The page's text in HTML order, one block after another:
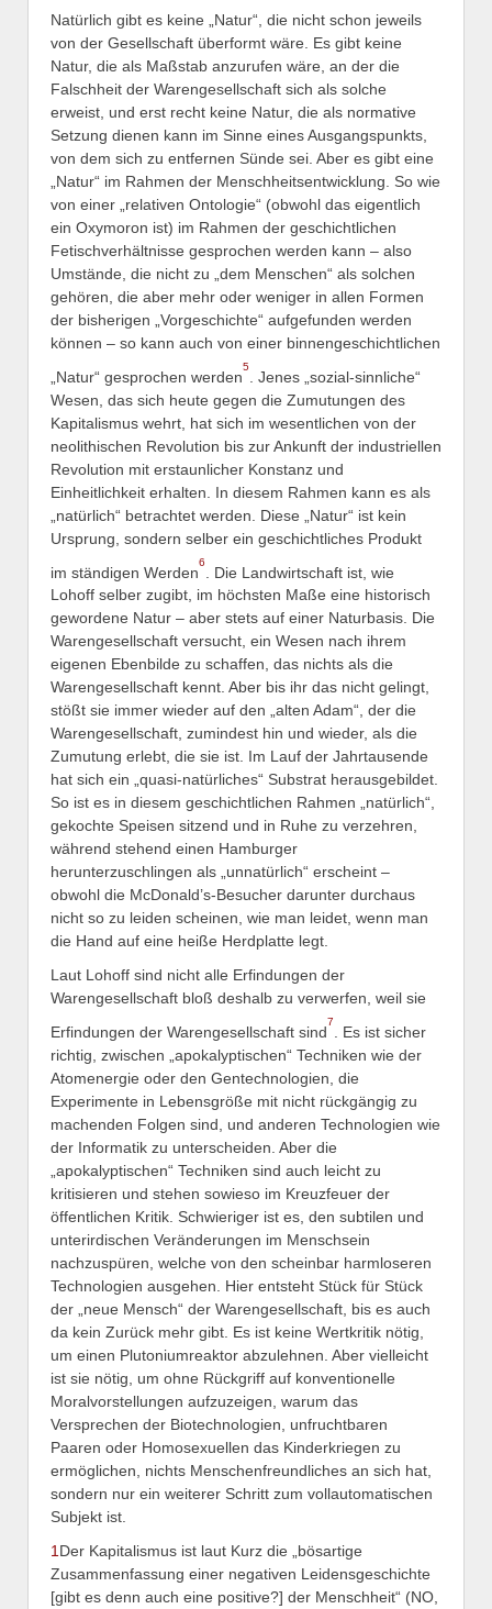
Natürlich gibt es keine „Natur“, die nicht schon jeweils
von der Gesellschaft überformt wäre. Es gibt keine
Natur, die als Maßstab anzurufen wäre, an der die
Falschheit der Warengesellschaft sich als solche
erweist, und erst recht keine Natur, die als normative
Setzung dienen kann im Sinne eines Ausgangspunkts,
von dem sich zu entfernen Sünde sei. Aber es gibt eine
„Natur“ im Rahmen der Menschheitsentwicklung. So wie
von einer „relativen Ontologie“ (obwohl das eigentlich
ein Oxymoron ist) im Rahmen der geschichtlichen
Fetischverhältnisse gesprochen werden kann – also
Umstände, die nicht zu „dem Menschen“ als solchen
gehören, die aber mehr oder weniger in allen Formen
der bisherigen „Vorgeschichte“ aufgefunden werden
können – so kann auch von einer binnengeschichtlichen
„Natur“ gesprochen werden
5
. Jenes „sozial-sinnliche“
Wesen, das sich heute gegen die Zumutungen des
Kapitalismus wehrt, hat sich im wesentlichen von der
neolithischen Revolution bis zur Ankunft der industriellen
Revolution mit erstaunlicher Konstanz und
Einheitlichkeit erhalten. In diesem Rahmen kann es als
„natürlich“ betrachtet werden. Diese „Natur“ ist kein
Ursprung, sondern selber ein geschichtliches Produkt
im ständigen Werden
6
. Die Landwirtschaft ist, wie
Lohoff selber zugibt, im höchsten Maße eine historisch
gewordene Natur – aber stets auf einer Naturbasis. Die
Warengesellschaft versucht, ein Wesen nach ihrem
eigenen Ebenbilde zu schaffen, das nichts als die
Warengesellschaft kennt. Aber bis ihr das nicht gelingt,
stößt sie immer wieder auf den „alten Adam“, der die
Warengesellschaft, zumindest hin und wieder, als die
Zumutung erlebt, die sie ist. Im Lauf der Jahrtausende
hat sich ein „quasi-natürliches“ Substrat herausgebildet.
So ist es in diesem geschichtlichen Rahmen „natürlich“,
gekochte Speisen sitzend und in Ruhe zu verzehren,
während stehend einen Hamburger
herunterzuschlingen als „unnatürlich“ erscheint –
obwohl die McDonald’s-Besucher darunter durchaus
nicht so zu leiden scheinen, wie man leidet, wenn man
die Hand auf eine heiße Herdplatte legt.
Laut Lohoff sind nicht alle Erfindungen der
Warengesellschaft bloß deshalb zu verwerfen, weil sie
Erfindungen der Warengesellschaft sind
7
. Es ist sicher
richtig, zwischen „apokalyptischen“ Techniken wie der
Atomenergie oder den Gentechnologien, die
Experimente in Lebensgröße mit nicht rückgängig zu
machenden Folgen sind, und anderen Technologien wie
der Informatik zu unterscheiden. Aber die
„apokalyptischen“ Techniken sind auch leicht zu
kritisieren und stehen sowieso im Kreuzfeuer der
öffentlichen Kritik. Schwieriger ist es, den subtilen und
unterirdischen Veränderungen im Menschsein
nachzuspüren, welche von den scheinbar harmloseren
Technologien ausgehen. Hier entsteht Stück für Stück
der „neue Mensch“ der Warengesellschaft, bis es auch
da kein Zurück mehr gibt. Es ist keine Wertkritik nötig,
um einen Plutoniumreaktor abzulehnen. Aber vielleicht
ist sie nötig, um ohne Rückgriff auf konventionelle
Moralvorstellungen aufzuzeigen, warum das
Versprechen der Biotechnologien, unfruchtbaren
Paaren oder Homosexuellen das Kinderkriegen zu
ermöglichen, nichts Menschenfreundliches an sich hat,
sondern nur ein weiterer Schritt zum vollautomatischen
Subjekt ist.
1 Der Kapitalismus ist laut Kurz die „bösartige
Zusammenfassung einer negativen Leidensgeschichte
[gibt es denn auch eine positive?] der Menschheit“ (NO,